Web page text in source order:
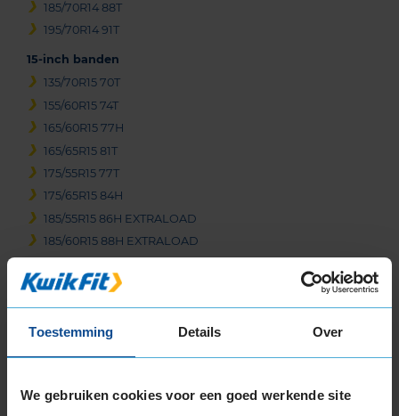
Toestemming Details Over
We gebruiken cookies voor een goed werkende site
185/70R14 88T
195/70R14 91T
15-inch banden
135/70R15 70T
155/60R15 74T
165/60R15 77H
165/65R15 81T
175/55R15 77T
175/65R15 84H
185/55R15 86H EXTRALOAD
185/60R15 88H EXTRALOAD
185/65R15 92T EXTRALOAD
195/50R15 82V
195/55R15 85V
195/55R15 85V
195/65R15 91H